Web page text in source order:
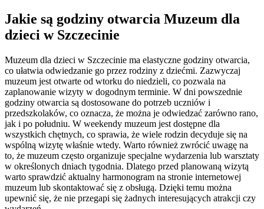
Jakie są godziny otwarcia Muzeum dla
dzieci w Szczecinie
Muzeum dla dzieci w Szczecinie ma elastyczne godziny otwarcia,
co ułatwia odwiedzanie go przez rodziny z dziećmi. Zazwyczaj
muzeum jest otwarte od wtorku do niedzieli, co pozwala na
zaplanowanie wizyty w dogodnym terminie. W dni powszednie
godziny otwarcia są dostosowane do potrzeb uczniów i
przedszkolaków, co oznacza, że można je odwiedzać zarówno rano,
jak i po południu. W weekendy muzeum jest dostępne dla
wszystkich chętnych, co sprawia, że wiele rodzin decyduje się na
wspólną wizytę właśnie wtedy. Warto również zwrócić uwagę na
to, że muzeum często organizuje specjalne wydarzenia lub warsztaty
w określonych dniach tygodnia. Dlatego przed planowaną wizytą
warto sprawdzić aktualny harmonogram na stronie internetowej
muzeum lub skontaktować się z obsługą. Dzięki temu można
upewnić się, że nie przegapi się żadnych interesujących atrakcji czy